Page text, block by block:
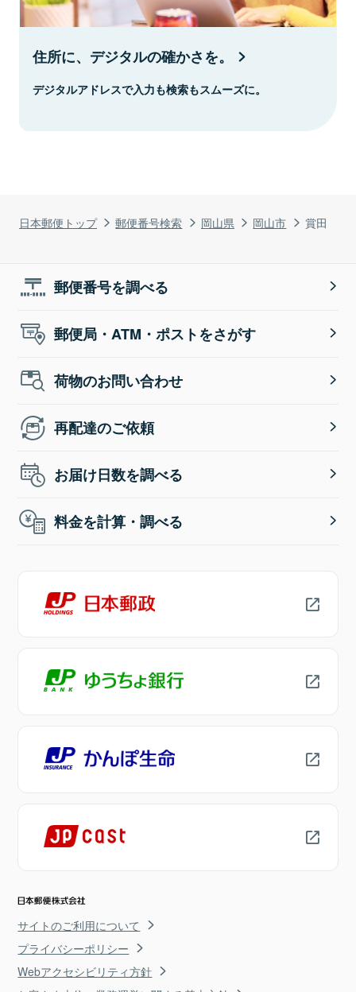
日本郵便トップ 郵便番号検索 岡山県 岡山市 賞田
住所に、デジタルの確かさを。
デジタルアドレスで入力も検索もスムーズに。
郵便番号を調べる
郵便局・ATM・ポストをさがす
荷物のお問い合わせ
再配達のご依頼
お届け日数を調べる
料金を計算・調べる
サイトのご利用について
プライバシーポリシー
Webアクセシビリティ方針